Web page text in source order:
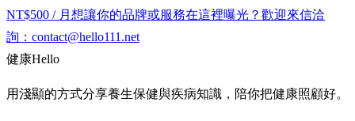
NT$500 / 月 想讓你的品牌或服務在這裡曝光？歡迎來信洽
詢： contact@hello111.net
健康Hello
用淺顯的方式分享養生保健與疾病知識，陪你把健康照顧好。